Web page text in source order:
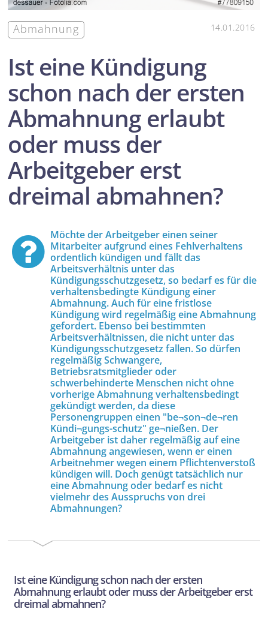
Abmahnung 14.01.2016
Ist eine Kündigung
schon nach der ersten
Abmahnung erlaubt
oder muss der
Arbeitgeber erst
dreimal abmahnen?
Möchte der Arbeitgeber einen seiner
Mitarbeiter aufgrund eines Fehlverhaltens
ordentlich kündigen und fällt das
Arbeitsverhältnis unter das
Kündigungsschutzgesetz, so bedarf es für die
verhaltensbedingte Kündigung einer
Abmahnung. Auch für eine fristlose
Kündigung wird regelmäßig eine Abmahnung
gefordert. Ebenso bei bestimmten
Arbeitsverhältnissen, die nicht unter das
Kündigungsschutzgesetz fallen. So dürfen
regelmäßig Schwangere,
Betriebsratsmitglieder oder
schwerbehinderte Menschen nicht ohne
vorherige Abmahnung verhaltensbedingt
gekündigt werden, da diese
Personengruppen einen "be¬son¬de¬ren
Kündi¬gungs-schutz" ge¬nießen. Der
Arbeitgeber ist daher regelmäßig auf eine
Abmahnung angewiesen, wenn er einen
Arbeitnehmer wegen einem Pflichtenverstoß
kündigen will. Doch genügt tatsächlich nur
eine Abmahnung oder bedarf es nicht
vielmehr des Ausspruchs von drei
Abmahnungen?
Ist eine Kündigung schon nach der ersten
Abmahnung erlaubt oder muss der Arbeitgeber erst
dreimal abmahnen?